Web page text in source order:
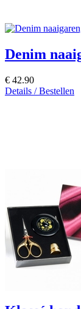
Denim
€ 42.90
Details / Bestellen